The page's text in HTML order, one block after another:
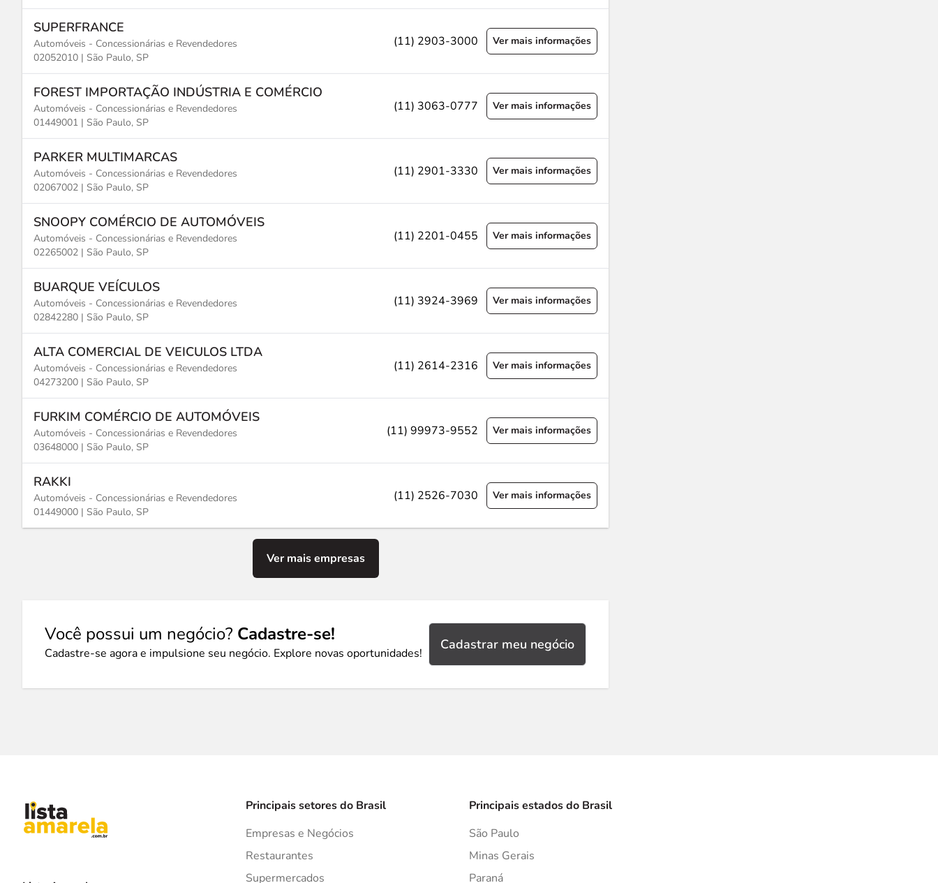
SUPERFRANCE
Automóveis - Concessionárias e Revendedores
02052010 | São Paulo, SP
(11) 2903-3000 Ver mais informações
FOREST IMPORTAÇÃO INDÚSTRIA E COMÉRCIO
Automóveis - Concessionárias e Revendedores
01449001 | São Paulo, SP
(11) 3063-0777 Ver mais informações
PARKER MULTIMARCAS
Automóveis - Concessionárias e Revendedores
02067002 | São Paulo, SP
(11) 2901-3330 Ver mais informações
SNOOPY COMÉRCIO DE AUTOMÓVEIS
Automóveis - Concessionárias e Revendedores
02265002 | São Paulo, SP
(11) 2201-0455 Ver mais informações
BUARQUE VEÍCULOS
Automóveis - Concessionárias e Revendedores
02842280 | São Paulo, SP
(11) 3924-3969 Ver mais informações
ALTA COMERCIAL DE VEICULOS LTDA
Automóveis - Concessionárias e Revendedores
04273200 | São Paulo, SP
(11) 2614-2316 Ver mais informações
FURKIM COMÉRCIO DE AUTOMÓVEIS
Automóveis - Concessionárias e Revendedores
03648000 | São Paulo, SP
(11) 99973-9552 Ver mais informações
RAKKI
Automóveis - Concessionárias e Revendedores
01449000 | São Paulo, SP
(11) 2526-7030 Ver mais informações
Ver mais empresas
Você possui um negócio? Cadastre-se!
Cadastre-se agora e impulsione seu negócio. Explore novas oportunidades!
Cadastrar meu negócio
Principais setores do Brasil
Empresas e Negócios
Restaurantes
Supermercados
Principais estados do Brasil
São Paulo
Minas Gerais
Paraná